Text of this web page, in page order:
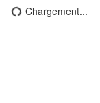
Chargement...